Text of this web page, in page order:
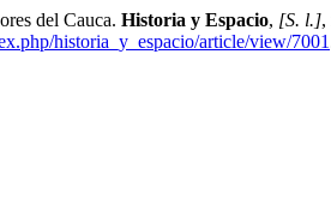
del Cauca. Historia y Espacio, [S. l.],
historia_y_espacio/article/view/7001